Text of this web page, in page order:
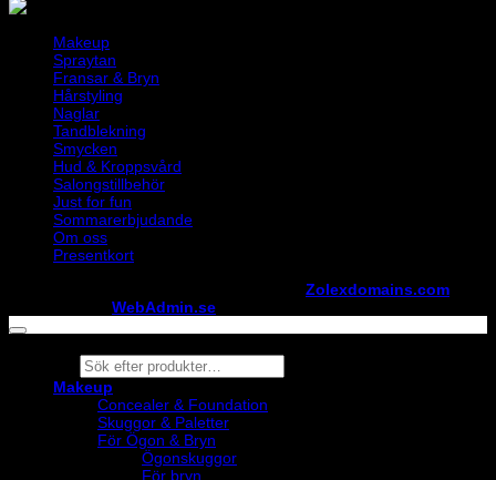
Makeup
Spraytan
Fransar & Bryn
Hårstyling
Naglar
Tandblekning
Smycken
Hud & Kroppsvård
Salongstillbehör
Just for fun
Sommarerbjudande
Om oss
Presentkort
Zolexdomains.com
WebAdmin.se
Products
search
Makeup
Concealer & Foundation
Skuggor & Paletter
För Ögon & Bryn
Ögonskuggor
För bryn